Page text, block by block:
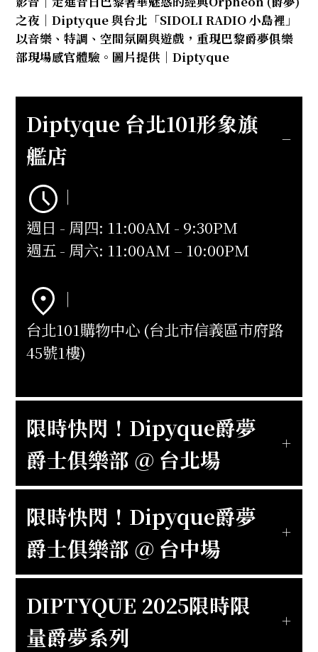
之夜｜Diptyque 與台北「SIDOLI RADIO 小島裡」
以音樂、特調、空間氛圍與遊戲，重現巴黎爵夢俱樂
部現場感官體驗。圖片提供｜Diptyque
Diptyque 台北101形象旗
艦店
｜
週日 - 周四: 11:00AM - 9:30PM
週五 - 周六: 11:00AM – 10:00PM
｜
台北101購物中心 (台北市信義區市府路
45號1樓)
限時快閃！Dipyque爵夢
爵士俱樂部 @ 台北場
限時快閃！Dipyque爵夢
爵士俱樂部 @ 台中場
DIPTYQUE 2025限時限
量爵夢系列